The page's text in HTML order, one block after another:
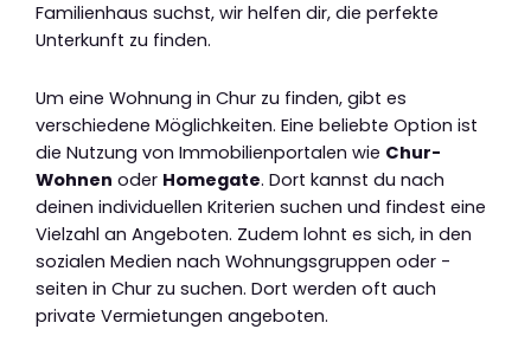
Familienhaus suchst, wir helfen dir, die perfekte
Unterkunft zu finden.
Um eine Wohnung in Chur zu finden, gibt es
verschiedene Möglichkeiten. Eine beliebte Option ist
die Nutzung von Immobilienportalen wie Chur-
Wohnen oder Homegate. Dort kannst du nach
deinen individuellen Kriterien suchen und findest eine
Vielzahl an Angeboten. Zudem lohnt es sich, in den
sozialen Medien nach Wohnungsgruppen oder -
seiten in Chur zu suchen. Dort werden oft auch
private Vermietungen angeboten.